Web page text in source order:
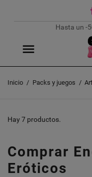
Hasta un -
Inicio Packs y juegos
Hay 7 productos.
Comprar
Eróticos